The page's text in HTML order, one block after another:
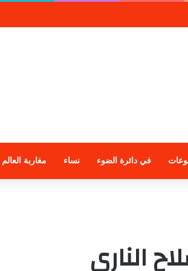
في دائرة الضوء نساء مغاربة العالم
الناري